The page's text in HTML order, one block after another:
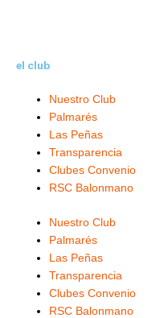
el club
Nuestro Club
Palmarés
Las Peñas
Transparencia
Clubes Convenio
RSC Balonmano
Nuestro Club
Palmarés
Las Peñas
Transparencia
Clubes Convenio
RSC Balonmano